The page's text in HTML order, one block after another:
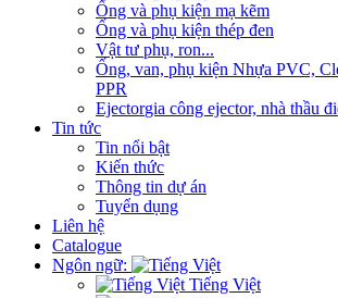
Ống và phụ kiện mạ kẽm
Ống và phụ kiện thép đen
Vật tư phụ, ron...
Ống, van, phụ kiện Nhựa PVC,
PPR
Ejectorgia công ejector, nhà thầu
Tin tức
Tin nổi bật
Kiến thức
Thông tin dự án
Tuyển dụng
Liên hệ
Catalogue
Ngôn ngữ:
Tiếng Việt